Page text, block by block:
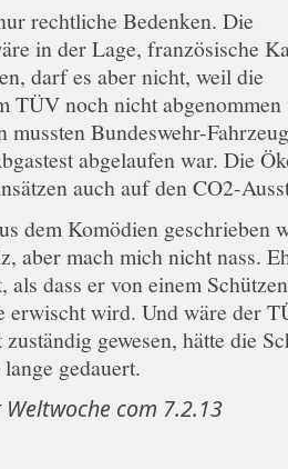
rechtliche Bedenken. Die
in der Lage, französische
darf es aber nicht, weil die
TÜV noch nicht
Bundeswehr-
abgelaufen war. Die
auch auf den CO2-
dem Komödien geschrieben
aber mach mich nicht nass.
als dass er von einem
erwischt wird. Und wäre der
gewesen, hätte die
gedauert.
com 7.2.13